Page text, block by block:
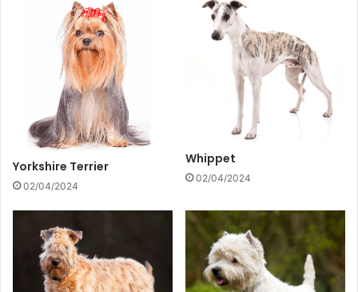
Yorkshire Terrier
02/04/2024
Whippet
02/04/2024